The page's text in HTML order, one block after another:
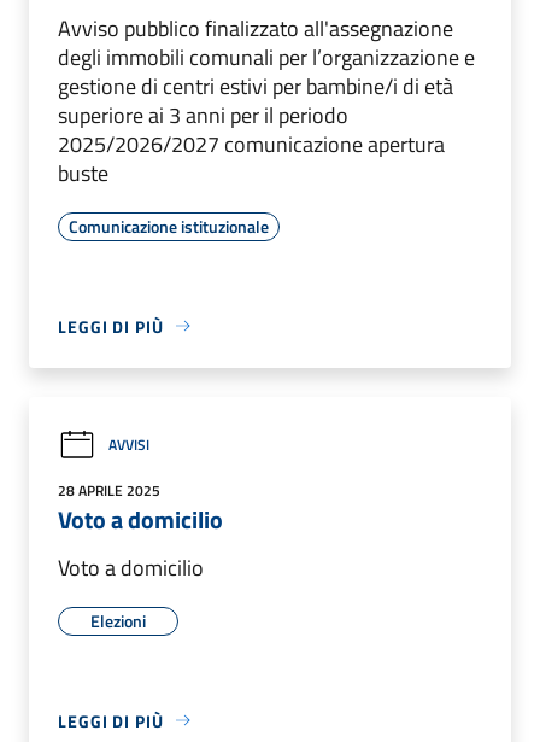
Avviso pubblico finalizzato all'assegnazione
degli immobili comunali per l’organizzazione e
gestione di centri estivi per bambine/i di età
superiore ai 3 anni per il periodo
2025/2026/2027 comunicazione apertura
buste
Comunicazione istituzionale
LEGGI DI PIÙ
AVVISI
28 APRILE 2025
Voto a domicilio
Voto a domicilio
Elezioni
LEGGI DI PIÙ